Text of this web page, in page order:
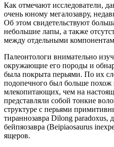
Как отмечают исследователи,
очень юному мегалозавру,
Об этом свидетельствуют
небольшие лапы, а также
между отдельными
Палеонтологи внимательно
окружающие его породы и
была покрыта перьями. По их
подопечного был больше
млекопитающих, чем на
представляли собой тонкие
структуре с перьями
тираннозавра Dilong paradoxus,
бейпяозавра (Beipiaosaurus
ящеров.